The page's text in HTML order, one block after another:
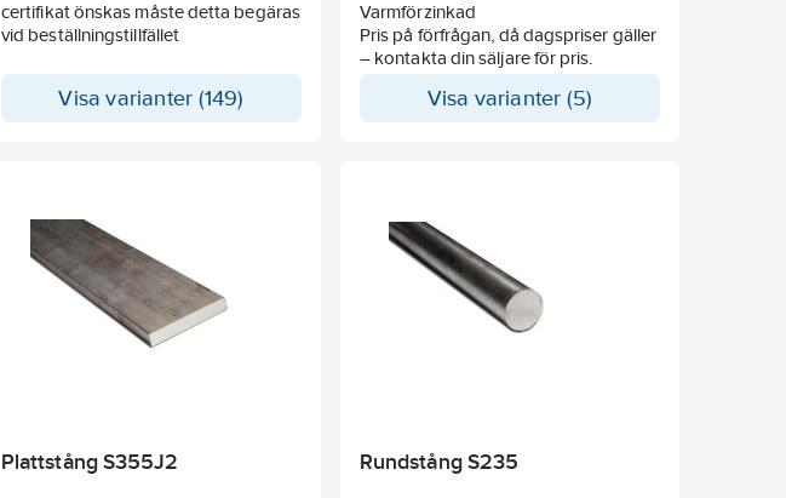
certifikat önskas måste detta begäras
vid beställningstillfället
Visa varianter (149)
Varmförzinkad
Pris på förfrågan, då dagspriser gäller
– kontakta din säljare för pris.
Visa varianter (5)
Plattstång S355J2 Rundstång S235